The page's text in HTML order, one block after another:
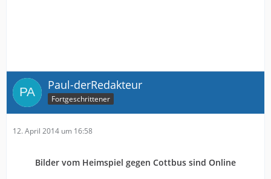
Paul-derRedakteur
Fortgeschrittener
12. April 2014 um 16:58
Bilder vom Heimspiel gegen Cottbus sind Online